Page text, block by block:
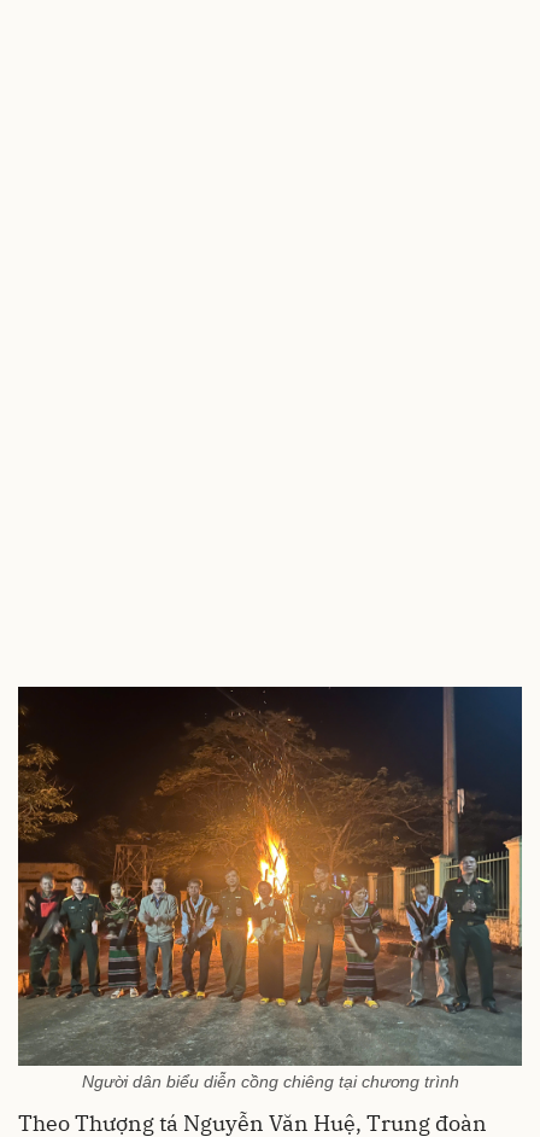
Người dân biểu diễn cồng chiêng tại chương trình
Theo Thượng tá Nguyễn Văn Huệ, Trung đoàn